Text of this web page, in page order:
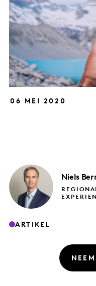
06 MEI 2020
Niels
ARTIKEL